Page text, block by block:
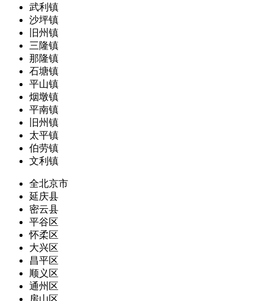
武利镇
沙坪镇
旧州镇
三隆镇
那隆镇
石塘镇
平山镇
烟墩镇
平南镇
旧州镇
太平镇
伯劳镇
文利镇
全北京市
延庆县
密云县
平谷区
怀柔区
大兴区
昌平区
顺义区
通州区
房山区